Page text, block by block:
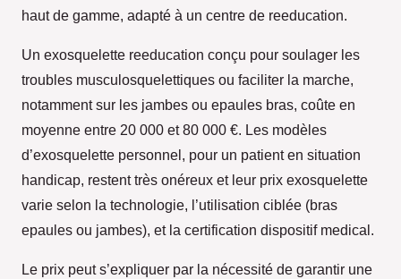
haut de gamme, adapté à un centre de reeducation.
Un exosquelette reeducation conçu pour soulager les
troubles musculosquelettiques ou faciliter la marche,
notamment sur les jambes ou epaules bras, coûte en
moyenne entre 20 000 et 80 000 €. Les modèles
d’exosquelette personnel, pour un patient en situation
handicap, restent très onéreux et leur prix exosquelette
varie selon la technologie, l’utilisation ciblée (bras
epaules ou jambes), et la certification dispositif medical.
Le prix peut s’expliquer par la nécessité de garantir une